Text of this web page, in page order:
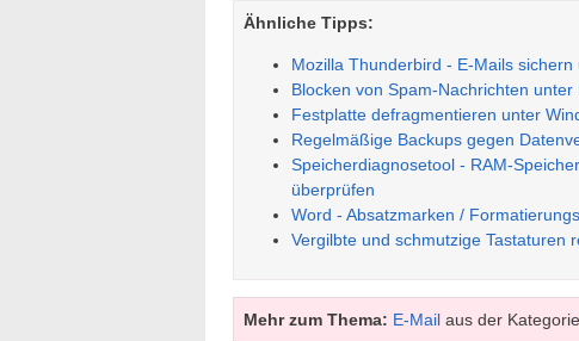
Ähnliche Tipps:
Mozilla Thunderbird - E-Mails
Blocken von Spam-Nachrichten
Festplatte defragmentieren unter
Regelmäßige Backups gegen
Speicherdiagnosetool - RAM-
überprüfen
Word - Absatzmarken /
Vergilbte und schmutzige Tastaturen
Mehr zum Thema: E-Mail aus der Kategorie